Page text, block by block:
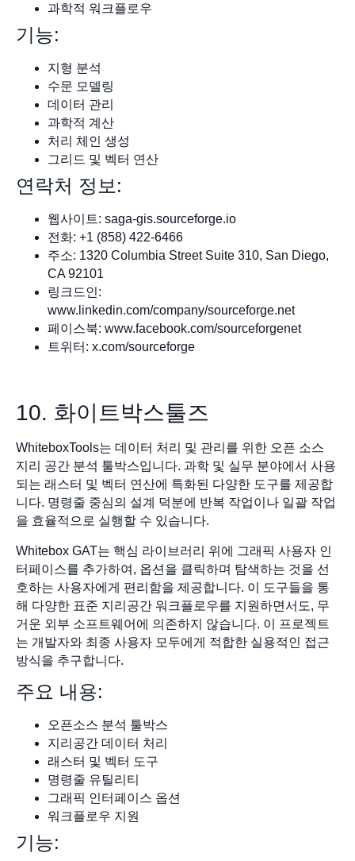
과학적 워크플로우
기능:
지형 분석
수문 모델링
데이터 관리
과학적 계산
처리 체인 생성
그리드 및 벡터 연산
연락처 정보:
웹사이트: saga-gis.sourceforge.io
전화: +1 (858) 422-6466
주소: 1320 Columbia Street Suite 310, San Diego,
CA 92101
링크드인:
www.linkedin.com/company/sourceforge.net
페이스북: www.facebook.com/sourceforgenet
트위터: x.com/sourceforge
10. 화이트박스툴즈
WhiteboxTools는 데이터 처리 및 관리를 위한 오픈 소스
지리 공간 분석 툴박스입니다. 과학 및 실무 분야에서 사용
되는 래스터 및 벡터 연산에 특화된 다양한 도구를 제공합
니다. 명령줄 중심의 설계 덕분에 반복 작업이나 일괄 작업
을 효율적으로 실행할 수 있습니다.
Whitebox GAT는 핵심 라이브러리 위에 그래픽 사용자 인
터페이스를 추가하여, 옵션을 클릭하며 탐색하는 것을 선
호하는 사용자에게 편리함을 제공합니다. 이 도구들을 통
해 다양한 표준 지리공간 워크플로우를 지원하면서도, 무
거운 외부 소프트웨어에 의존하지 않습니다. 이 프로젝트
는 개발자와 최종 사용자 모두에게 적합한 실용적인 접근
방식을 추구합니다.
주요 내용:
오픈소스 분석 툴박스
지리공간 데이터 처리
래스터 및 벡터 도구
명령줄 유틸리티
그래픽 인터페이스 옵션
워크플로우 지원
기능: